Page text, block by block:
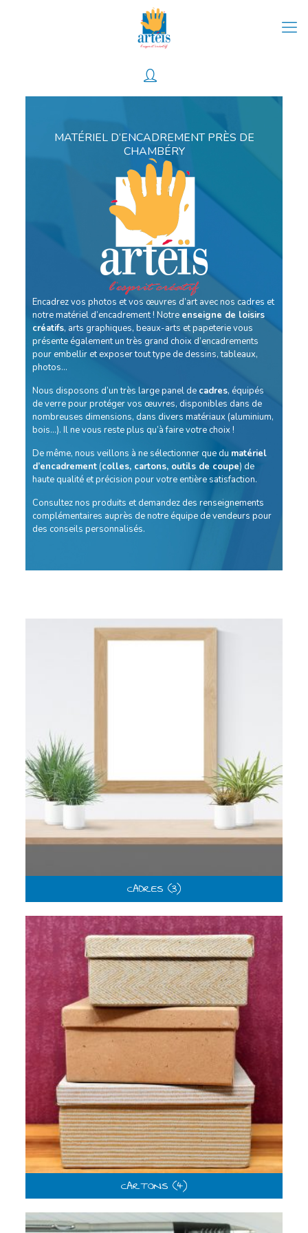
MATÉRIEL D’ENCADREMENT PRÈS DE
CHAMBÉRY
Encadrez vos photos et vos œuvres d’art avec nos cadres et
notre matériel d’encadrement ! Notre enseigne de loisirs
créatifs, arts graphiques, beaux-arts et papeterie vous
présente également un très grand choix d’encadrements
pour embellir et exposer tout type de dessins, tableaux,
photos…
Nous disposons d’un très large panel de cadres, équipés
de verre pour protéger vos œuvres, disponibles dans de
nombreuses dimensions, dans divers matériaux (aluminium,
bois…). Il ne vous reste plus qu’à faire votre choix !
De même, nous veillons à ne sélectionner que du matériel
d’encadrement(colles, cartons, outils de coupe) de
haute qualité et précision pour votre entière satisfaction.
Consultez nos produits et demandez des renseignements
complémentaires auprès de notre équipe de vendeurs pour
des conseils personnalisés.
CADRES (3)
CARTONS (4)